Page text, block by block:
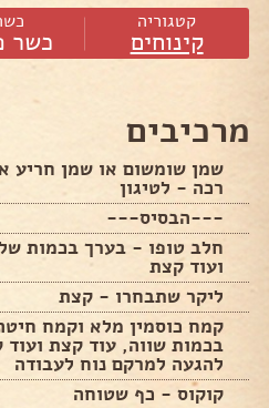
קטגוריה
קינוחים כשר
מרכיבים
שמן שומשום או שמן חריע
רכה - לטיגון
---הבסיס---
חלב טופו - בערך בכמות
ועוד קצת
ליקר שתבחרו - קצת
קמח כוסמין מלא וקמח
בכמות שווה, עוד קצת
להגעה למרקם נוח לעבודה
קוקוס - כף שטוחה